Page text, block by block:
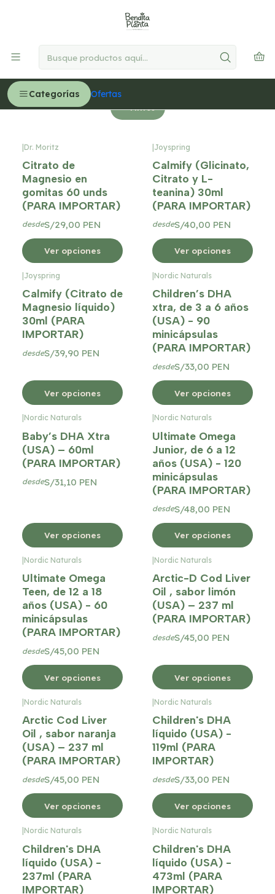
Categorías Ofertas
Delivery GRATIS en Lima desde S/300
Relajación y Sueño
Filtros
|Dr. Moritz
Citrato de
Magnesio en
gomitas 60 unds
(PARA IMPORTAR)
desdeS/29,00 PEN
Ver opciones
|Joyspring
Calmify (Glicinato,
Citrato y L-
teanina) 30ml
(PARA IMPORTAR)
desdeS/40,00 PEN
Ver opciones
Joyspring
Calmify (Citrato de
Magnesio líquido)
30ml (PARA
IMPORTAR)
desdeS/39,90 PEN
Ver opciones
Nordic Naturals
Children’s DHA
xtra, de 3 a 6 años
(USA) - 90
minicápsulas
(PARA IMPORTAR)
desdeS/33,00 PEN
Ver opciones
Nordic Naturals
Baby’s DHA Xtra
(USA) – 60ml
(PARA IMPORTAR)
desdeS/31,10 PEN
Ver opciones
Nordic Naturals
Ultimate Omega
Junior, de 6 a 12
años (USA) - 120
minicápsulas
(PARA IMPORTAR)
desdeS/48,00 PEN
Ver opciones
|Nordic Naturals
Ultimate Omega
Teen, de 12 a 18
años (USA) - 60
minicápsulas
(PARA IMPORTAR)
desdeS/45,00 PEN
Ver opciones
|Nordic Naturals
Arctic-D Cod Liver
Oil , sabor limón
(USA) – 237 ml
(PARA IMPORTAR)
desdeS/45,00 PEN
Ver opciones
Nordic Naturals
Arctic Cod Liver
Oil , sabor naranja
(USA) – 237 ml
(PARA IMPORTAR)
desdeS/45,00 PEN
Ver opciones
Nordic Naturals
Children's DHA
líquido (USA) -
119ml (PARA
IMPORTAR)
desdeS/33,00 PEN
Ver opciones
Nordic Naturals
Children's DHA
líquido (USA) -
237ml (PARA
IMPORTAR)
Nordic Naturals
Children's DHA
líquido (USA) -
473ml (PARA
IMPORTAR)